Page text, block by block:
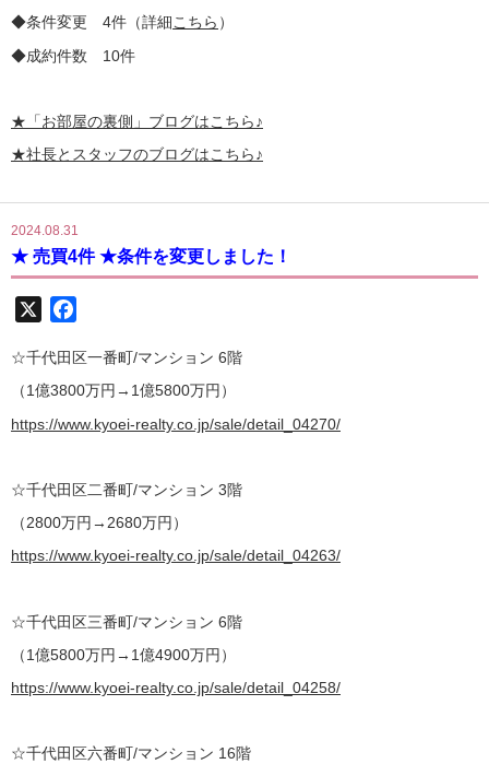
◆条件変更 4件（詳細こちら ）
◆成約件数 10件
★ 「お部屋の裏側」 ブログはこちら♪
★社長とスタッフのブログはこちら♪
2024.08.31
★ 売買4件 ★条件を変更しました！
☆千代田区一番町/マンション 6階
（1億3800万円→1億5800万円）
https://www.kyoei-realty.co.jp/sale/detail_04270/
☆千代田区二番町/マンション 3階
（2800万円→2680万円）
https://www.kyoei-realty.co.jp/sale/detail_04263/
☆千代田区三番町/マンション 6階
（1億5800万円→1億4900万円）
https://www.kyoei-realty.co.jp/sale/detail_04258/
☆千代田区六番町/マンション 16階